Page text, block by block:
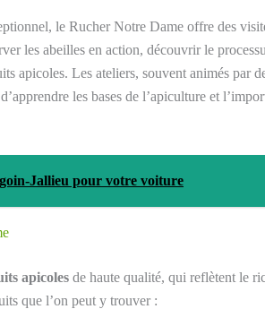
le Rucher Notre Dame offre des
les abeilles en action, découvrir le
apicoles. Les ateliers, souvent animés par
les bases de l’apiculture et
Jallieu pour votre voiture
apicoles de haute qualité, qui reflètent le
que l’on peut y trouver :